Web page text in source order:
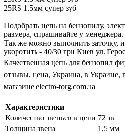
25RS 1.5мм супер зуб
Подобрать цепь на бензопилу,
размера, спрашивайте у менеджера.
Так же можно выполнить заточку,
укоротить - 40/30 грн Киев ул.
Качественная цепь для бензопил
отзывы, цена, Украина, в Украине,
магазине electro-torg.com.ua
Характеристики
Количество звеньев в цепи 72 зв
Толщина звена
1,5 мм